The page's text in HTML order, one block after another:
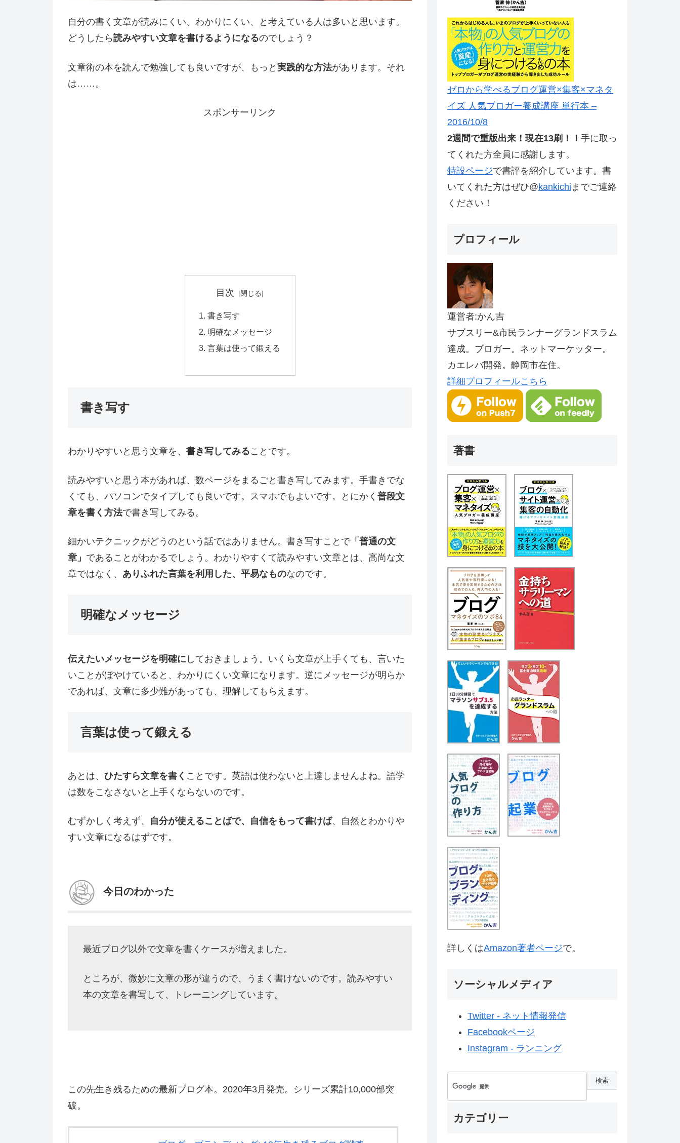
自分の書く文章が読みにくい、わかりにくい、と考えている人は多いと思います。
どうしたら読みやすい文章を書けるようになるのでしょう？
文章術の本を読んで勉強しても良いですが、もっと 実践的な方法があります。それ
は……。
スポンサーリンク
目次
書き写す
明確なメッセージ
言葉は使って鍛える
書き写す
わかりやすいと思う文章を、 書き写してみることです。
読みやすいと思う本があれば、数ページをまるごと書き写してみます。手書きでな
くても、パソコンでタイプしても良いです。スマホでもよいです。とにかく 普段文
章を書く方法で書き写してみる。
細かいテクニックがどうのという話ではありません。書き写すことで「普通の文
章」 であることがわかるでしょう。わかりやすくて読みやすい文章とは、高尚な文
章ではなく、 ありふれた言葉を利用した、平易なものなのです。
明確なメッセージ
伝えたいメッセージを明確に しておきましょう。いくら文章が上手くても、言いた
いことがぼやけていると、わかりにくい文章になります。逆にメッセージが明らか
であれば、文章に多少難があっても、理解してもらえます。
言葉は使って鍛える
あとは、 ひたすら文章を書く ことです。英語は使わないと上達しませんよね。語学
は数をこなさないと上手くならないのです。
むずかしく考えず、 自分が使えることばで、自信をもって書けば、自然とわかりや
すい文章になるはずです。
今日のわかった
最近ブログ以外で文章を書くケースが増えました。
ところが、微妙に文章の形が違うので、うまく書けないのです。読みやすい
本の文章を書写して、トレーニングしています。
この先生き残るための最新ブログ本。2020年3月発売。シリーズ累計10,000部突
破。
ゼロから学べるブログ運営×集客×マネタ
イズ 人気ブロガー養成講座 単行本 –
2016/10/8
2週間で重版出来！現在13刷！！ 手に取っ
てくれた方全員に感謝します。
特設ページで書評を紹介しています。書
いてくれた方はぜひ@kankichi までご連絡
ください！
プロフィール
運営者:かん吉
サブスリー&市民ランナーグランドスラム
達成。ブロガー。ネットマーケッター。
カエレバ開発。静岡市在住。
詳細プロフィールこちら
著書
詳しくはAmazon著者ページで。
ソーシャルメディア
Twitter - ネット情報発信
Facebookページ
Instagram - ランニング
カテゴリー